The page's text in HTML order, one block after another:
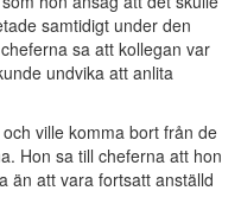
samtidigt under den
sa att kollegan var
undvika att anlita
ville komma bort från de
Hon sa till cheferna att hon
än att vara fortsatt anställd